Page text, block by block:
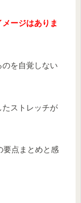
ージはありま
を自覚しない
ストレッチが
要点まとめと感